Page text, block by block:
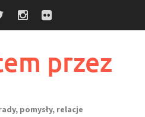
przez
pomysły, relacje